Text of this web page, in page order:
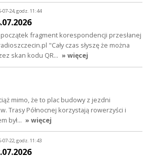
07-24, godz. 11:44
początek fragment korespondencji przesłanej
"Cały czas słyszę że można
skan kodu QR… » więcej
mimo, że to plac budowy z jezdni
Trasy Północnej korzystają rowerzyści i
był… » więcej
07-22, godz. 11:43